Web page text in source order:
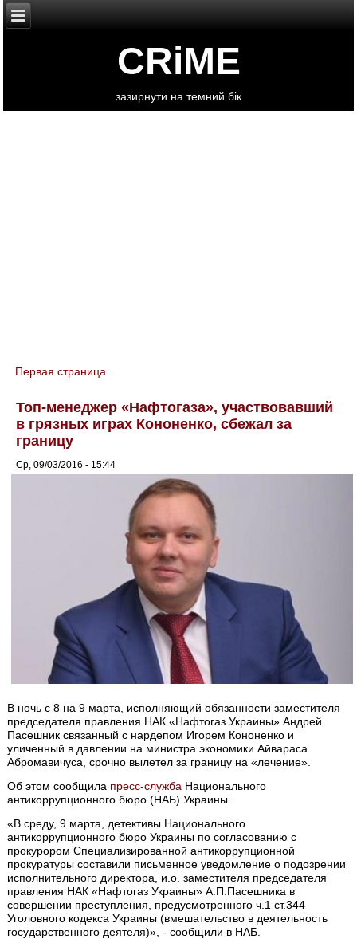
CRiME
зазирнути на темний бік
You are here
Первая страница
Топ-менеджер «Нафтогаза», участвовавший
в грязных играх Кононенко, сбежал за
границу
Ср, 09/03/2016 - 15:44
В ночь с 8 на 9 марта, исполняющий обязанности заместителя
председателя правления НАК «Нафтогаз Украины» Андрей
Пасешник связанный с нардепом Игорем Кононенко и
уличенный в давлении на министра экономики Айвараса
Абромавичуса, срочно вылетел за границу на «лечение».
Об этом сообщила пресс-служба Национального
антикоррупционного бюро (НАБ) Украины.
«В среду, 9 марта, детективы Национального
антикоррупционного бюро Украины по согласованию с
прокурором Специализированной антикоррупционной
прокуратуры составили письменное уведомление о подозрении
исполнительного директора, и.о. заместителя председателя
правления НАК «Нафтогаз Украины» А.П.Пасешника в
совершении преступления, предусмотренного ч.1 ст.344
Уголовного кодекса Украины (вмешательство в деятельность
государственного деятеля)», - сообщили в НАБ.